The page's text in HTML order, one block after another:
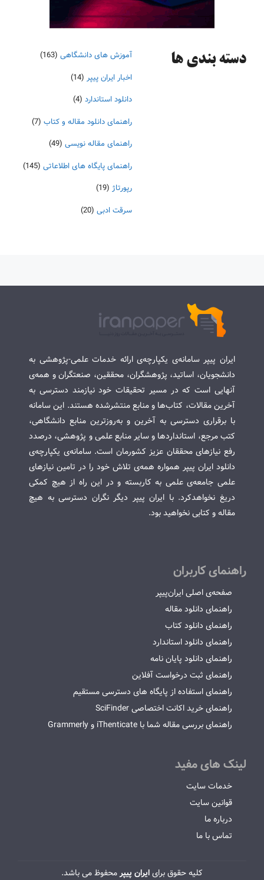
دسته‌ بندی ها آموزش های دانشگاهی (163)
اخبار ایران پیپر (14)
دانلود استاندارد (4)
راهنمای دانلود مقاله و کتاب (7)
راهنمای مقاله نویسی (49)
راهنمای پایگاه های اطلاعاتی (145)
رپورتاژ (19)
سرقت ادبی (20)
ایران پیپر سامانه‌ی یکپارچه‌ی ارائه خدمات علمی-پژوهشی به
دانشجویان، اساتید، پژوهشگران، محققین، صنعتگران و همه‌ی
آنهایی است که در مسیر تحقیقات خود نیازمند دسترسی به
آخرین مقالات، کتاب‌ها و منابع منتشرشده هستند. این سامانه
با برقراری دسترسی به آخرین و به‌روزترین منابع دانشگاهی،
کتب مرجع، استانداردها و سایر منابع علمی و پژوهشی، درصدد
رفع نیازهای محققان عزیز کشورمان است. سامانه‌ی یکپارچه‌ی
دانلود ایران پیپر همواره همه‌ی تلاش خود را در تامین نیازهای
علمی جامعه‌ی علمی به کاربسته و در این راه از هیچ کمکی
دریغ نخواهدکرد. با ایران پیپر دیگر نگران دسترسی به هیچ
مقاله و کتابی نخواهید بود.
راهنمای کاربران
صفحه‌ی اصلی ایران‌پیپر
راهنمای دانلود مقاله
راهنمای دانلود کتاب
راهنمای دانلود استاندارد
راهنمای دانلود پایان نامه
راهنمای ثبت درخواست آفلاین
راهنمای استفاده از پایگاه های دسترسی مستقیم
راهنمای خرید اکانت اختصاصی SciFinder
راهنمای بررسی مقاله شما با iThenticate و Grammerly
لینک های مفید
خدمات سایت
قوانین سایت
درباره ما
تماس با ما
کلیه حقوق برایایران پیپرمحفوظ می باشد.